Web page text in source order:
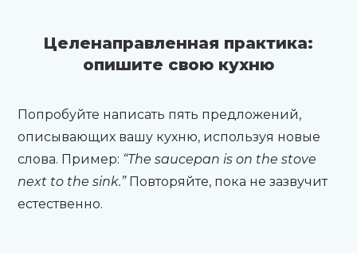
Целенаправленная практика:
опишите свою кухню
Попробуйте написать пять предложений,
описывающих вашу кухню, используя новые
слова. Пример: “The saucepan is on the stove
next to the sink.”Повторяйте, пока не зазвучит
естественно.